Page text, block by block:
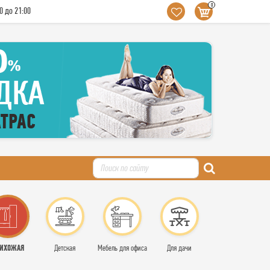
до 21:00
0
Детская Мебель для офиса Для дачи